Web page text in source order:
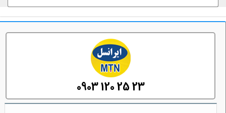
0903 120 25 23